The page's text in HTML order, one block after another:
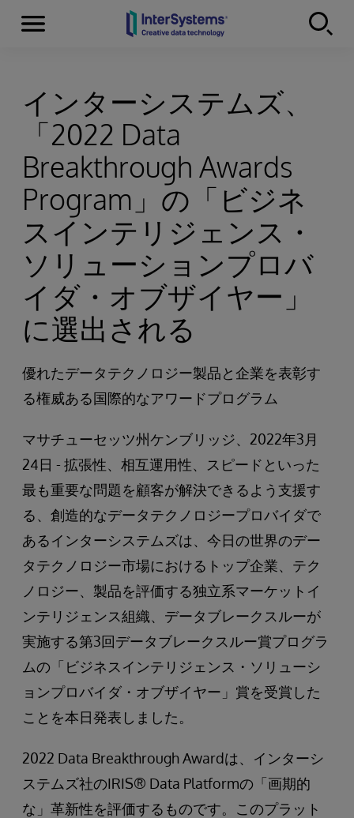
Skip to content
Menu
インターシステムズ、
「2022 Data
Breakthrough Awards
Program」の「ビジネ
スインテリジェンス・
ソリューションプロバ
イダ・オブザイヤー」
に選出される
優れたデータテクノロジー製品と企業を表彰す
る権威ある国際的なアワードプログラム
マサチューセッツ州ケンブリッジ、2022年3月
24日 - 拡張性、相互運用性、スピードといった
最も重要な問題を顧客が解決できるよう支援す
る、創造的なデータテクノロジープロバイダで
あるインターシステムズは、今日の世界のデー
タテクノロジー市場におけるトップ企業、テク
ノロジー、製品を評価する独立系マーケットイ
ンテリジェンス組織、データブレークスルーが
実施する第3回データブレークスルー賞プログラ
ムの「ビジネスインテリジェンス・ソリューシ
ョンプロバイダ・オブザイヤー」賞を受賞した
ことを本日発表しました。
2022 Data Breakthrough Awardは、インターシ
ステムズ社のIRIS® Data Platformの「画期的
な」革新性を評価するものです。このプラット